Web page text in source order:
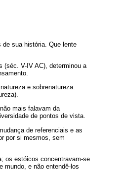
de sua história. Que lente
(séc. V-IV AC), determinou a
e sobrenatureza.
mais falavam da
de pontos de vista.
de referenciais e as
por si mesmos, sem
os estóicos concentravam-se
mundo, e não entendê-los